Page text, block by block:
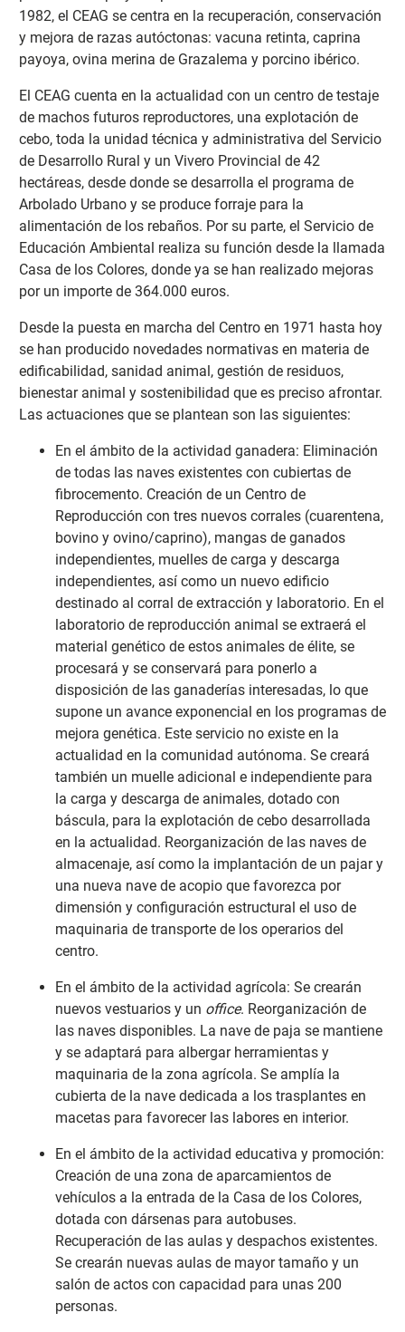
1982, el CEAG se centra en la recuperación, conservación
y mejora de razas autóctonas: vacuna retinta, caprina
payoya, ovina merina de Grazalema y porcino ibérico.
El CEAG cuenta en la actualidad con un centro de testaje
de machos futuros reproductores, una explotación de
cebo, toda la unidad técnica y administrativa del Servicio
de Desarrollo Rural y un Vivero Provincial de 42
hectáreas, desde donde se desarrolla el programa de
Arbolado Urbano y se produce forraje para la
alimentación de los rebaños. Por su parte, el Servicio de
Educación Ambiental realiza su función desde la llamada
Casa de los Colores, donde ya se han realizado mejoras
por un importe de 364.000 euros.
Desde la puesta en marcha del Centro en 1971 hasta hoy
se han producido novedades normativas en materia de
edificabilidad, sanidad animal, gestión de residuos,
bienestar animal y sostenibilidad que es preciso afrontar.
Las actuaciones que se plantean son las siguientes:
En el ámbito de la actividad ganadera: Eliminación
de todas las naves existentes con cubiertas de
fibrocemento. Creación de un Centro de
Reproducción con tres nuevos corrales (cuarentena,
bovino y ovino/caprino), mangas de ganados
independientes, muelles de carga y descarga
independientes, así como un nuevo edificio
destinado al corral de extracción y laboratorio. En el
laboratorio de reproducción animal se extraerá el
material genético de estos animales de élite, se
procesará y se conservará para ponerlo a
disposición de las ganaderías interesadas, lo que
supone un avance exponencial en los programas de
mejora genética. Este servicio no existe en la
actualidad en la comunidad autónoma. Se creará
también un muelle adicional e independiente para
la carga y descarga de animales, dotado con
báscula, para la explotación de cebo desarrollada
en la actualidad. Reorganización de las naves de
almacenaje, así como la implantación de un pajar y
una nueva nave de acopio que favorezca por
dimensión y configuración estructural el uso de
maquinaria de transporte de los operarios del
centro.
En el ámbito de la actividad agrícola: Se crearán
nuevos vestuarios y un office. Reorganización de
las naves disponibles. La nave de paja se mantiene
y se adaptará para albergar herramientas y
maquinaria de la zona agrícola. Se amplía la
cubierta de la nave dedicada a los trasplantes en
macetas para favorecer las labores en interior.
En el ámbito de la actividad educativa y promoción:
Creación de una zona de aparcamientos de
vehículos a la entrada de la Casa de los Colores,
dotada con dársenas para autobuses.
Recuperación de las aulas y despachos existentes.
Se crearán nuevas aulas de mayor tamaño y un
salón de actos con capacidad para unas 200
personas.